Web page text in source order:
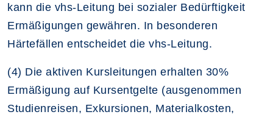
kann die vhs-Leitung bei sozialer Bedürftigkeit
Ermäßigungen gewähren. In besonderen
Härtefällen entscheidet die vhs-Leitung.
(4) Die aktiven Kursleitungen erhalten 30%
Ermäßigung auf Kursentgelte (ausgenommen
Studienreisen, Exkursionen, Materialkosten,